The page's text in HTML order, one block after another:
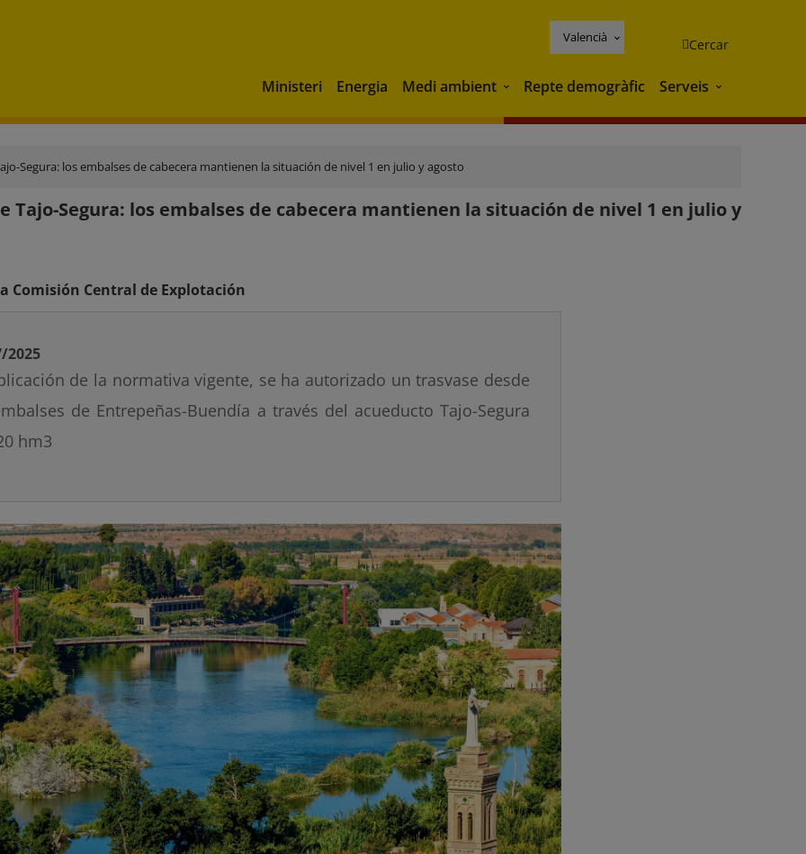
Valencià Cercar
Ministeri Energia Medi ambient Medi ambient
Repte demogràfic Serveis Serveis
Segura: los embalses de cabecera mantienen la situación de nivel 1 en julio y agosto
Tajo-Segura: los embalses de cabecera mantienen la situación de nivel 1 en julio y
Comisión Central de Explotación
2025
de la normativa vigente, se ha autorizado un trasvase desde
de Entrepeñas-Buendía a través del acueducto Tajo-Segura
hm3